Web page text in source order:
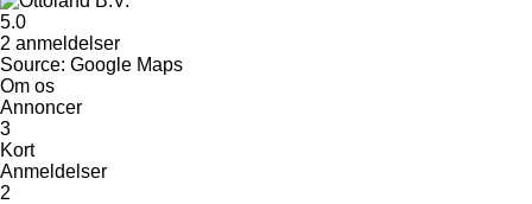
5.0
2 anmeldelser
Source: Google Maps
Om os
Annoncer
3
Kort
Anmeldelser
2